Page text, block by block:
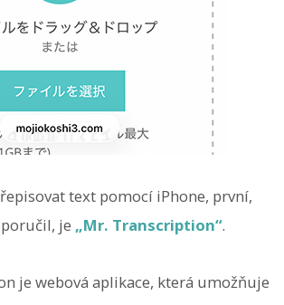
text pomocí iPhone, první,
je „Mr. Transcription“.
je webová aplikace, která umožňuje